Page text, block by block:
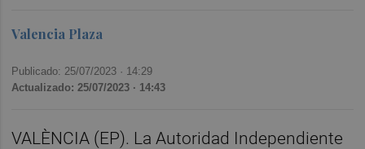
Valencia Plaza
Publicado: 25/07/2023 · 14:29
Actualizado: 25/07/2023 · 14:43
VALÈNCIA (EP). La Autoridad Independiente